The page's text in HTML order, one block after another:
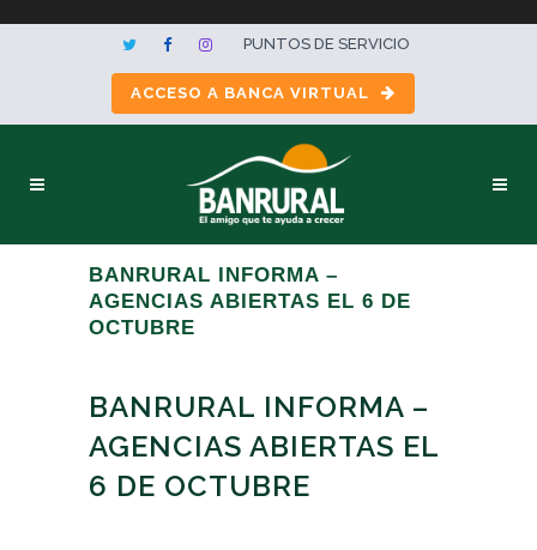
PUNTOS DE SERVICIO
ACCESO A BANCA VIRTUAL
BANRURAL INFORMA –
AGENCIAS ABIERTAS EL 6 DE
OCTUBRE
BANRURAL INFORMA –
AGENCIAS ABIERTAS EL
6 DE OCTUBRE